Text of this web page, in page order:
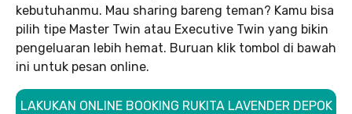
kebutuhanmu. Mau sharing bareng teman? Kamu bisa
pilih tipe Master Twin atau Executive Twin yang bikin
pengeluaran lebih hemat. Buruan klik tombol di bawah
ini untuk pesan online.
LAKUKAN ONLINE BOOKING RUKITA LAVENDER DEPOK